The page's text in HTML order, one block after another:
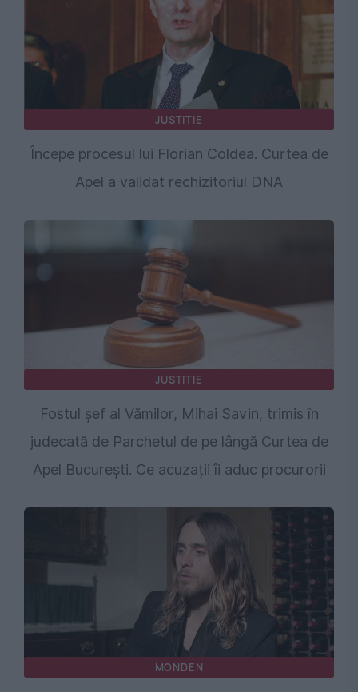
JUSTITIE
Începe procesul lui Florian Coldea. Curtea de
Apel a validat rechizitoriul DNA
JUSTITIE
Fostul șef al Vămilor, Mihai Savin, trimis în
judecată de Parchetul de pe lângă Curtea de
Apel București. Ce acuzații îi aduc procurorii
MONDEN